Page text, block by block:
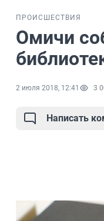
ПРОИСШЕСТВИЯ
Омичи
2 июля 2018, 12:41 3
Написать